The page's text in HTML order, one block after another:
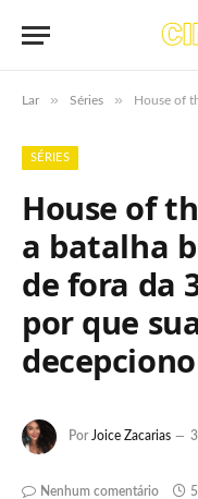
Lar » Séries » House of the Dragon:
SÉRIES
House of
a batalha
de fora da
por que
Por Joice Zacarias
Nenhum comentário